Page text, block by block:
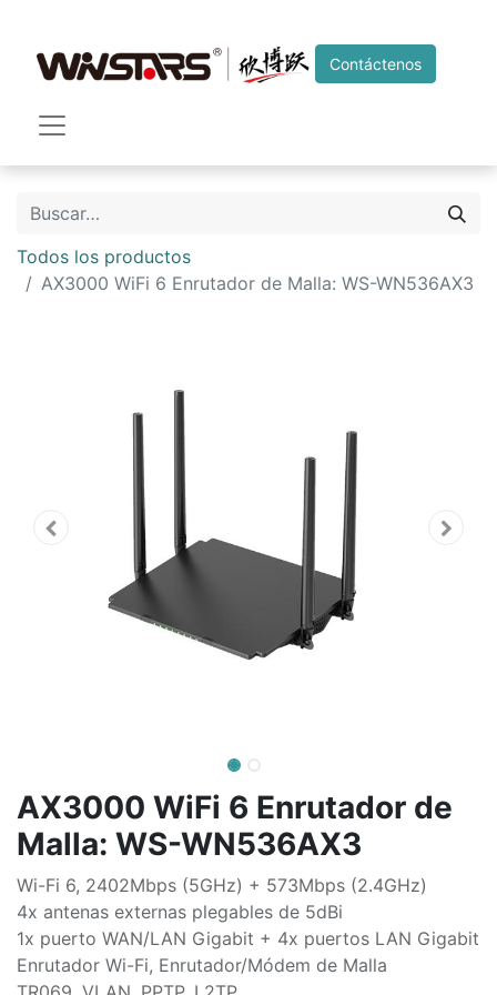
Contáctenos
Todos los productos
AX3000 WiFi 6 Enrutador de Malla: WS-WN536AX3
AX3000 WiFi 6 Enrutador de
Malla: WS-WN536AX3
Wi-Fi 6, 2402Mbps (5GHz) + 573Mbps (2.4GHz)
4x antenas externas plegables de 5dBi
1x puerto WAN/LAN Gigabit + 4x puertos LAN Gigabit
Enrutador Wi-Fi, Enrutador/Módem de Malla